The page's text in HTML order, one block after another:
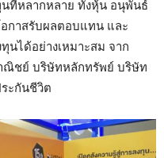
นที่หลากหลาย ทั้งหุ้น อนุพันธ์
กาสรับผลตอบแทน และ
นได้อย่างเหมาะสม จาก
ณิชย์ บริษัทหลักทรัพย์ บริษัท
ะกันชีวิต